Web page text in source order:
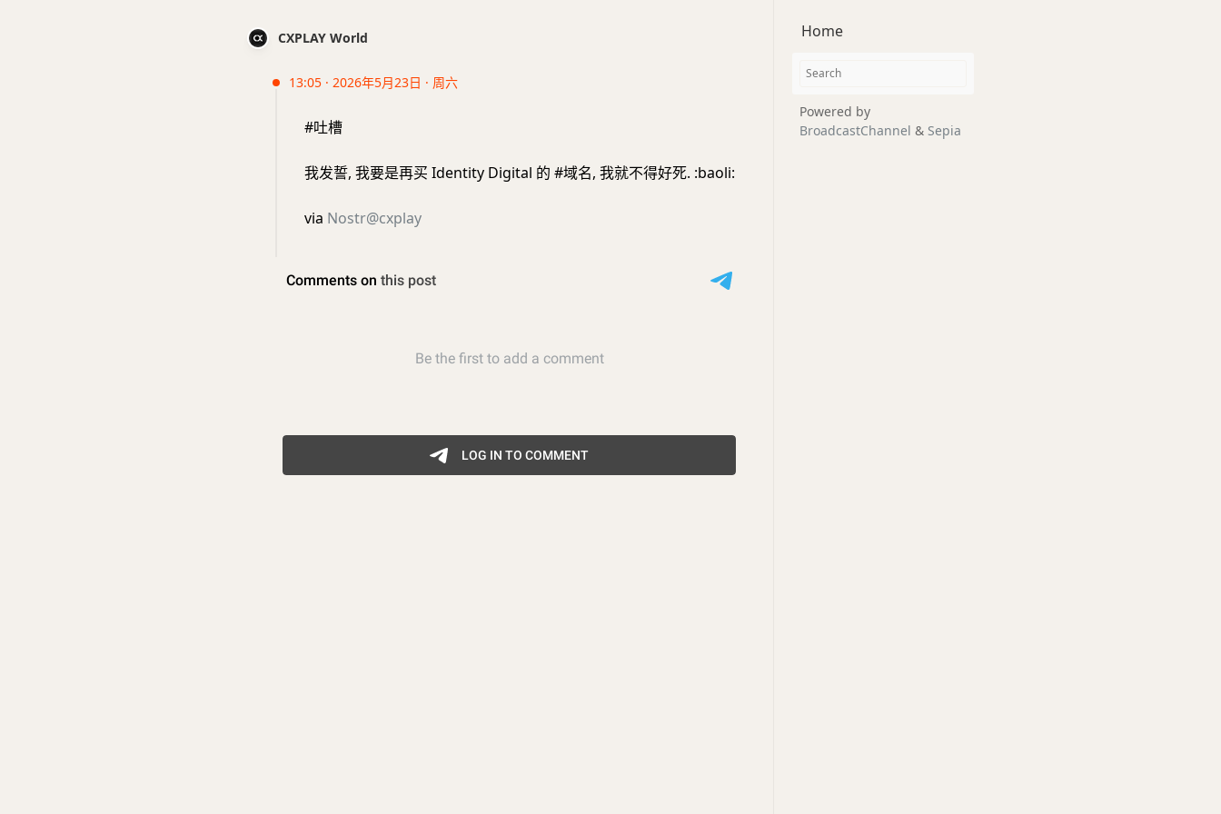
CXPLAY World
13:05 · 2026年5月23日 · 周六
#吐槽
我发誓, 我要是再买 Identity Digital 的 #域名, 我就不得好死. :baoli:
via Nostr@cxplay
Home
Powered by
BroadcastChannel & Sepia